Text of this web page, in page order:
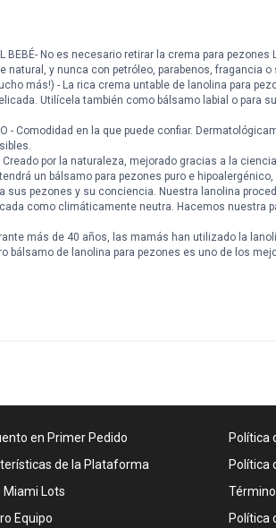
EL BEBÉ- No es necesario retirar la crema para
natural, y nunca con petróleo, parabenos, fragancia o
más!) - La rica crema untable de lanolina para
Utilícela también como bálsamo labial o para
- Comodidad en la que puede confiar.
- Creado por la naturaleza, mejorado gracias a la
un bálsamo para pezones puro e
sus pezones y su conciencia. Nuestra lanolina
como climáticamente neutra. Hacemos nuestra
más de 40 años, las mamás han utilizado la
bálsamo de lanolina para pezones es uno de los
en Primer Pedido
de la Plataforma
Miami Lots
Equipo
Política
Política
Política